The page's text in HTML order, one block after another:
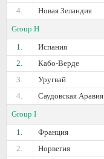
4.
Новая Зеландия
Group H
1.
Испания
2.
Кабо-Верде
3.
Уругвай
4.
Саудовская Аравия
Group I
1.
Франция
2.
Норвегия